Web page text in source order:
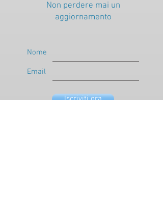
Non perdere mai un
aggiornamento
Nome
Email
Iscriviti ora